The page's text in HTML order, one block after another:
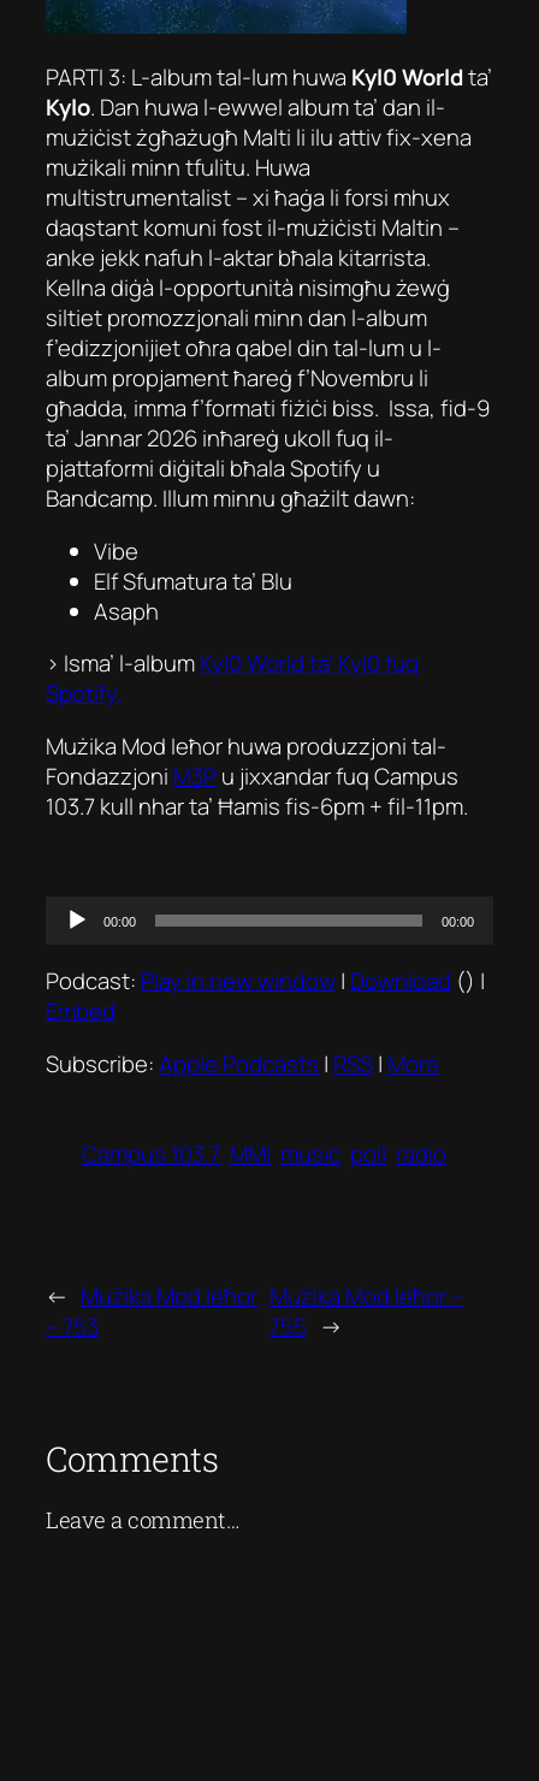
PARTI 3: L-album tal-lum huwa Kyl0 Worldta’
Kylo. Dan huwa l-ewwel album ta’ dan il-
mużiċist żgħażugħ Malti li ilu attiv fix-xena
mużikali minn tfulitu. Huwa
multistrumentalist – xi ħaġa li forsi mhux
daqstant komuni fost il-mużiċisti Maltin –
anke jekk nafuh l-aktar bħala kitarrista.
Kellna diġà l-opportunità nisimgħu żewġ
siltiet promozzjonali minn dan l-album
f’edizzjonijiet oħra qabel din tal-lum u l-
album propjament ħareġ f’Novembru li
għadda, imma f’formati fiżiċi biss. Issa, fid-9
ta’ Jannar 2026 inħareġ ukoll fuq il-
pjattaformi diġitali bħala Spotify u
Bandcamp. Illum minnu għażilt dawn:
Vibe
Elf Sfumatura ta’ Blu
Asaph
> Isma’ l-albumKyl0 Worldta’ Kyl0 fuq
Spotify.
Mużika Mod Ieħor huwa produzzjoni tal-
Fondazzjoni M3Pu jixxandar fuq Campus
103.7 kull nhar ta’ Ħamis fis-6pm + fil-11pm.
Audio
Player
00:00 00:00
Podcast: Play in new window| Download () |
Embed
Subscribe:Apple Podcasts | RSS| More
Campus 103.7 MMI music poll radio
← Mużika Mod Ieħor
– 753
Mużika Mod Ieħor –
755 →
Comments
Leave a comment…